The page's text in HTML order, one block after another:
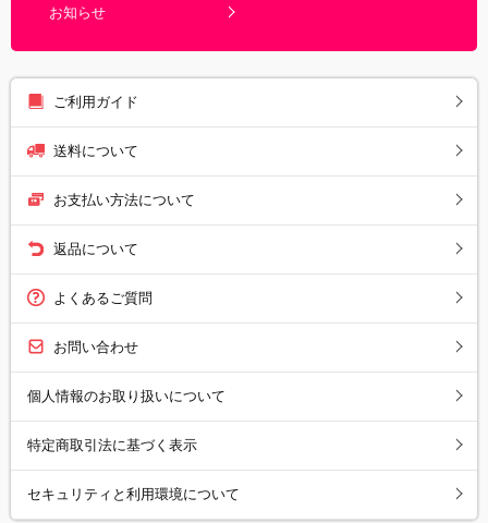
お知らせ
ご利用ガイド
送料について
お支払い方法について
返品について
よくあるご質問
お問い合わせ
個人情報のお取り扱いについて
特定商取引法に基づく表示
セキュリティと利用環境について